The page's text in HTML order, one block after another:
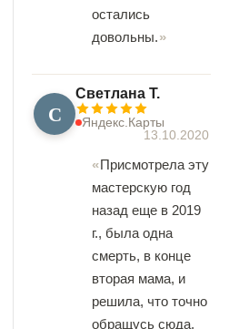
остались
довольны.
С
Светлана Т.
Яндекс.Карты
13.10.2020
Присмотрела эту
мастерскую год
назад еще в 2019
г., была одна
смерть, в конце
вторая мама, и
решила, что точно
обращусь сюда,